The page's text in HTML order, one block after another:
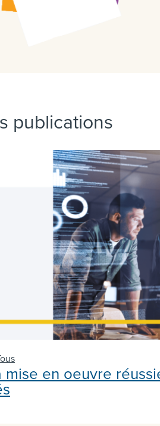
publications
en oeuvre